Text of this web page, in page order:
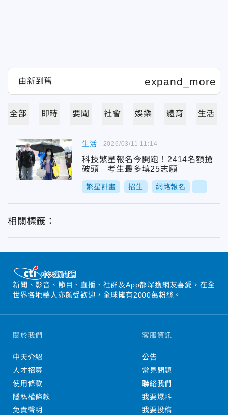
全部 即時 要聞 社會 娛樂 體育 生活
生活
科技繁星報名今開跑！2414名額搶
破頭 考生最多填25志願
繁星計畫 招生 網路報名
2026/03/11 11:14
相關標籤：
新聞、影音、節目、直播、社群及App都深獲網友喜愛，在全
世界各地華人亦頗受歡迎，全球擁有2000萬粉絲。
關於我們
中天介紹
人才招募
使用條款
隱私權條款
免責聲明
客服資訊
公告
常見問題
聯絡我們
我要爆料
我要投稿